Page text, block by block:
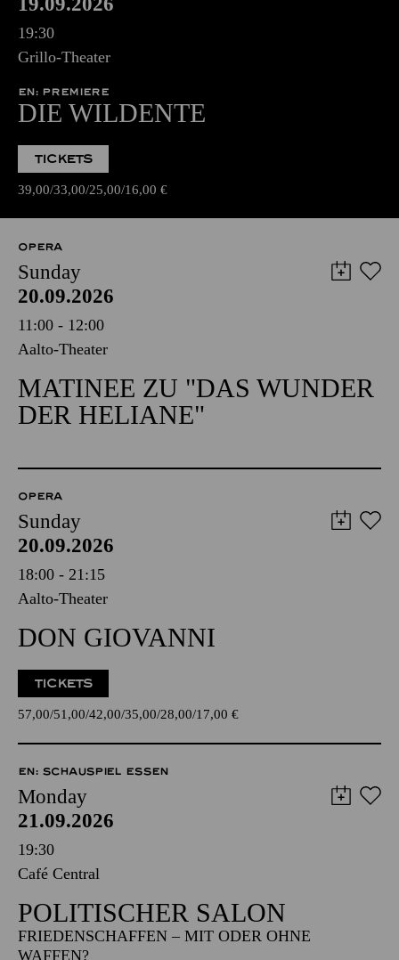
19:30
Grillo-Theater
EN: PREMIERE
DIE WILDENTE
TICKETS
39,00 33,00 25,00 16,00 €
OPERA
Sunday
20.09.2026
11:00 - 12:00
Aalto-Theater
MATINEE ZU "DAS WUNDER
DER HELIANE"
OPERA
Sunday
20.09.2026
18:00 - 21:15
Aalto-Theater
DON GIOVANNI
TICKETS
57,00 51,00 42,00 35,00 28,00 17,00 €
EN: SCHAUSPIEL ESSEN
Monday
21.09.2026
19:30
Café Central
POLITISCHER SALON
FRIEDENSCHAFFEN – MIT ODER OHNE
WAFFEN?